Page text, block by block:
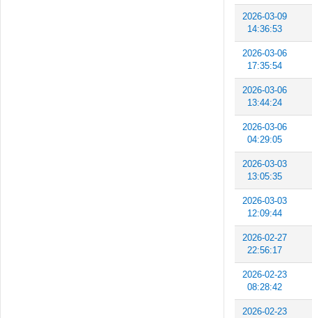
2026-03-09
14:36:53
2026-03-06
17:35:54
2026-03-06
13:44:24
2026-03-06
04:29:05
2026-03-03
13:05:35
2026-03-03
12:09:44
2026-02-27
22:56:17
2026-02-23
08:28:42
2026-02-23